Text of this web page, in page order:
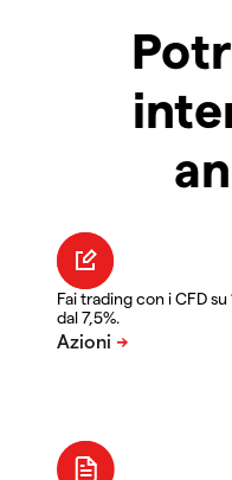
Fai trading con i CFD
dal 7,5%.